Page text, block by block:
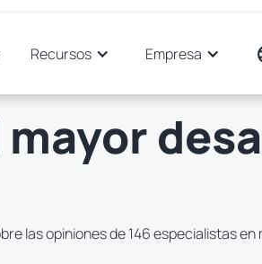
Recursos Empresa
las opiniones de 146 especialistas